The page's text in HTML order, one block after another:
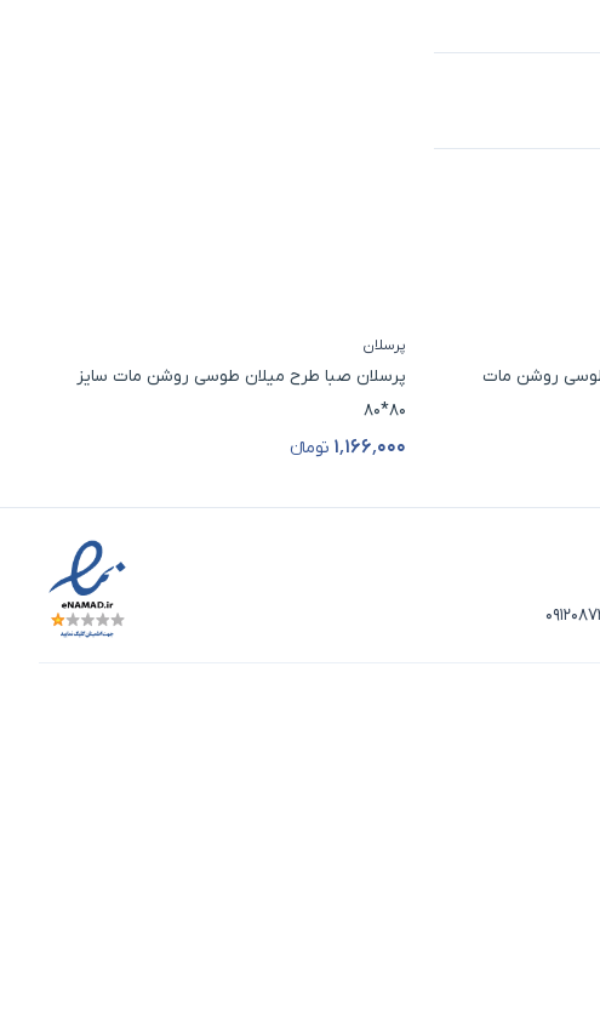
روشن مات
پرسلان
پرسلان صبا طرح میلان طوسی روشن مات سایز
80*80
۱٬۱۶۶٬۰۰۰ تومانء
قیمت محصول